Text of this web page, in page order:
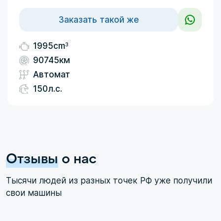
1995cm3
90745км
Автомат
150л.с.
Заказать такой же
Отзывы о нас
Тысячи людей из разных точек РФ уже получили
свои машины